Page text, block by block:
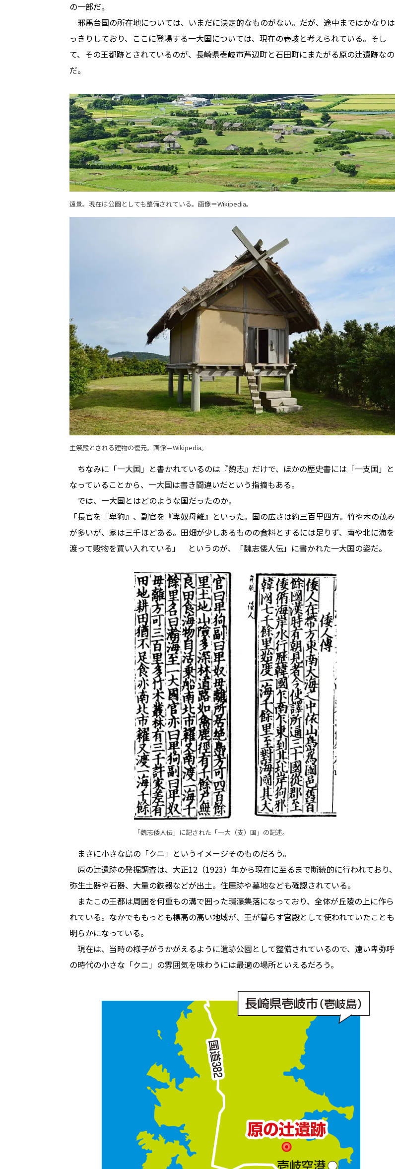
の一部だ。
邪馬台国の所在地については、いまだに決定的なものがない。だが、途中まではかなりは
っきりしており、ここに登場する一大国については、現在の壱岐と考えられている。そし
て、その王都跡とされているのが、長崎県壱岐市芦辺町と石田町にまたがる原の辻遺跡なの
だ。
遠景。現在は公園としても整備されている。 画像＝Wikipedia。
主祭殿とされる建物の復元。 画像＝Wikipedia。
ちなみに「一大国」と書かれているのは『魏志』だけで、ほかの歴史書には「一支国」と
なっていることから、一大国は書き間違いだという指摘もある。
では、一大国とはどのような国だったのか。
「長官を『卑狗』、副官を『卑奴母離』といった。国の広さは約三百里四方。竹や木の茂み
が多いが、家は三千ほどある。田畑が少しあるものの食料とするには足りず、南や北に海を
渡って穀物を買い入れている」 というのが、「魏志倭人伝」に書かれた一大国の姿だ。
「魏志倭人伝」に記された「一大（支）国」の記述。
まさに小さな島の「クニ」というイメージそのものだろう。
原の辻遺跡の発掘調査は、大正12（1923）年から現在に至るまで断続的に行われており、
弥生土器や石器、大量の鉄器などが出土。住居跡や墓地なども確認されている。
またこの王都は周囲を何重もの溝で囲った環濠集落になっており、全体が丘陵の上に作ら
れている。なかでももっとも標高の高い地域が、王が暮らす宮殿として使われていたことも
明らかになっている。
現在は、当時の様子がうかがえるように遺跡公園として整備されているので、遠い卑弥呼
の時代の小さな「クニ」の雰囲気を味わうには最適の場所といえるだろう。